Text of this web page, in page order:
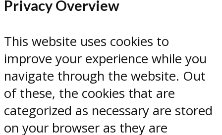
Privacy Overview
This website uses cookies to
improve your experience while you
navigate through the website. Out
of these, the cookies that are
categorized as necessary are stored
on your browser as they are